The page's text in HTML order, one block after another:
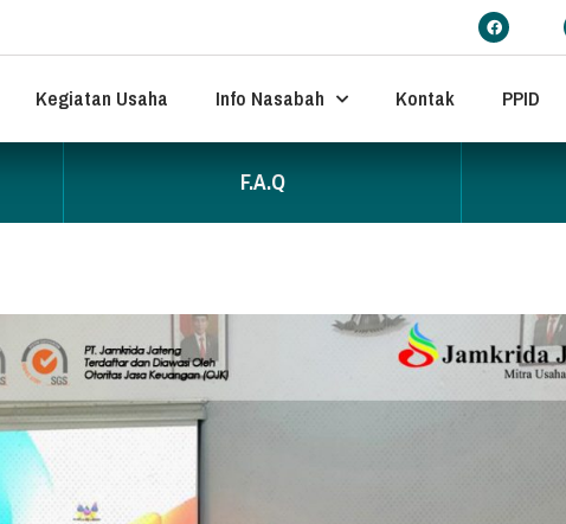
Kegiatan Usaha Info Nasabah Kontak PPID
F.A.Q